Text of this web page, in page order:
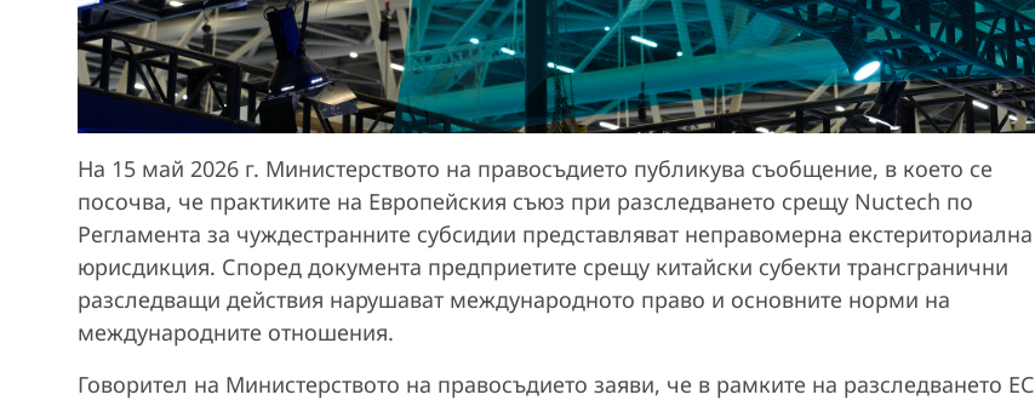
На 15 май 2026 г. Министерството на правосъдието публикува съобщение, в което се
посочва, че практиките на Европейския съюз при разследването срещу Nuctech по
Регламента за чуждестранните субсидии представляват неправомерна екстериториална
юрисдикция. Според документа предприетите срещу китайски субекти трансгранични
разследващи действия нарушават международното право и основните норми на
международните отношения.
Говорител на Министерството на правосъдието заяви, че в рамките на разследването ЕС